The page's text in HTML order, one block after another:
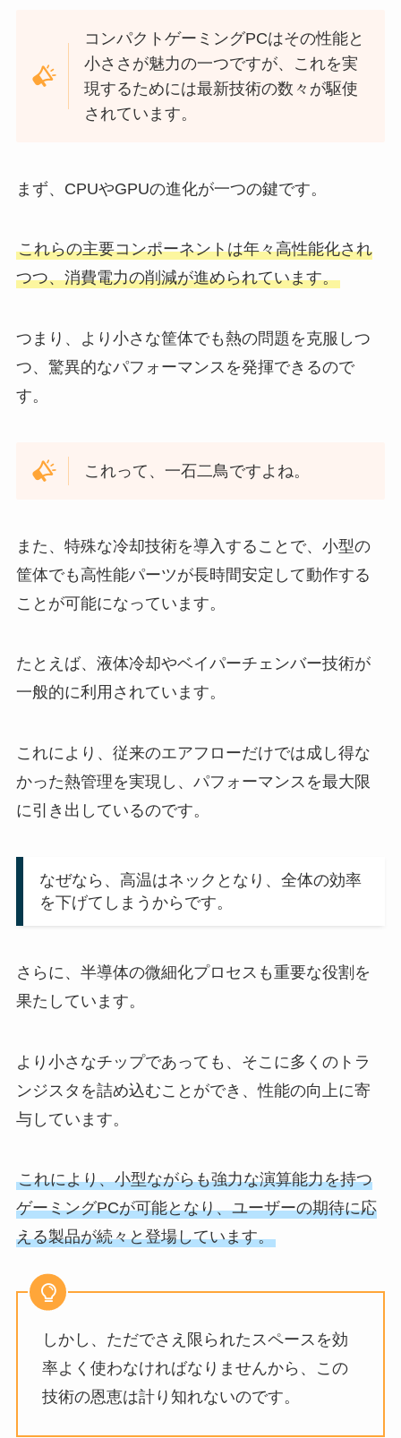
コンパクトゲーミングPCはその性能と
小ささが魅力の一つですが、これを実
現するためには最新技術の数々が駆使
されています。
まず、CPUやGPUの進化が一つの鍵です。
これらの主要コンポーネントは年々高性能化され
つつ、消費電力の削減が進められています。
つまり、より小さな筐体でも熱の問題を克服しつ
つ、驚異的なパフォーマンスを発揮できるので
す。
これって、一石二鳥ですよね。
また、特殊な冷却技術を導入することで、小型の
筐体でも高性能パーツが長時間安定して動作する
ことが可能になっています。
たとえば、液体冷却やベイパーチェンバー技術が
一般的に利用されています。
これにより、従来のエアフローだけでは成し得な
かった熱管理を実現し、パフォーマンスを最大限
に引き出しているのです。
なぜなら、高温はネックとなり、全体の効率
を下げてしまうからです。
さらに、半導体の微細化プロセスも重要な役割を
果たしています。
より小さなチップであっても、そこに多くのトラ
ンジスタを詰め込むことができ、性能の向上に寄
与しています。
これにより、小型ながらも強力な演算能力を持つ
ゲーミングPCが可能となり、ユーザーの期待に応
える製品が続々と登場しています。
しかし、ただでさえ限られたスペースを効
率よく使わなければなりませんから、この
技術の恩恵は計り知れないのです。